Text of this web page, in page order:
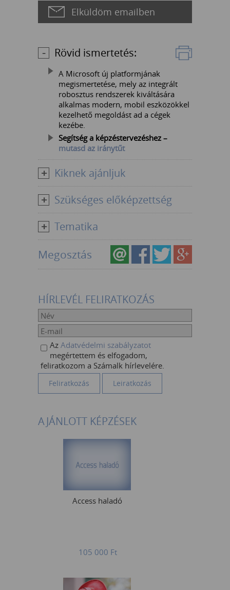
Elküldöm emailben
Rövid ismertetés:
A Microsoft új platformjának
megismertetése, mely az integrált
robosztus rendszerek kiváltására
alkalmas modern, mobil eszközökkel
kezelhető megoldást ad a cégek
kezébe.
Segítség a képzéstervezéshez –
mutasd az iránytűt
Kiknek ajánljuk
Szükséges előképzettség
Tematika
Megosztás
HÍRLEVÉL FELIRATKOZÁS
Az Adatvédelmi szabályzatot
megértettem és elfogadom,
feliratkozom a Számalk hírlevelére.
AJÁNLOTT KÉPZÉSEK
Access haladó
105 000 Ft